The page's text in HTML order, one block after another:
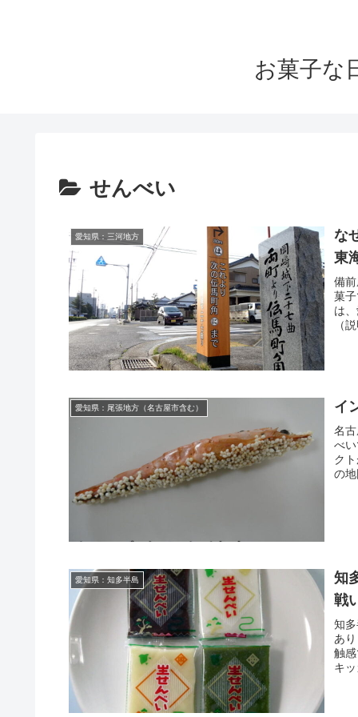
お菓子な
せんべい
愛知県：三河地方
な
東
備
菓
は
（
愛知県：尾張地方（名古屋市含む） イ
名
べ
ク
の
愛知県：知多半島
知
戦
知
あ
触
キ